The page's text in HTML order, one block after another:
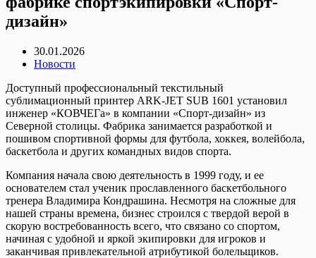
дизайн»
30.01.2026
Новости
Доступный профессиональный текстильный
сублимационный принтер ARK‑JET SUB 1601 установил
инженер «КОВЧЕГа» в компании «Спорт-дизайн» из
Северной столицы. Фабрика занимается разработкой и
пошивом спортивной формы для футбола, хоккея, волейбола,
баскетбола и других командных видов спорта.
Компания начала свою деятельность в 1999 году, и ее
основателем стал ученик прославленного баскетбольного
тренера Владимира Кондрашина. Несмотря на сложные для
нашей страны времена, бизнес строился с твердой верой в
скорую востребованность всего, что связано со спортом,
начиная с удобной и яркой экипировки для игроков и
заканчивая привлекательной атрибутикой болельщиков.